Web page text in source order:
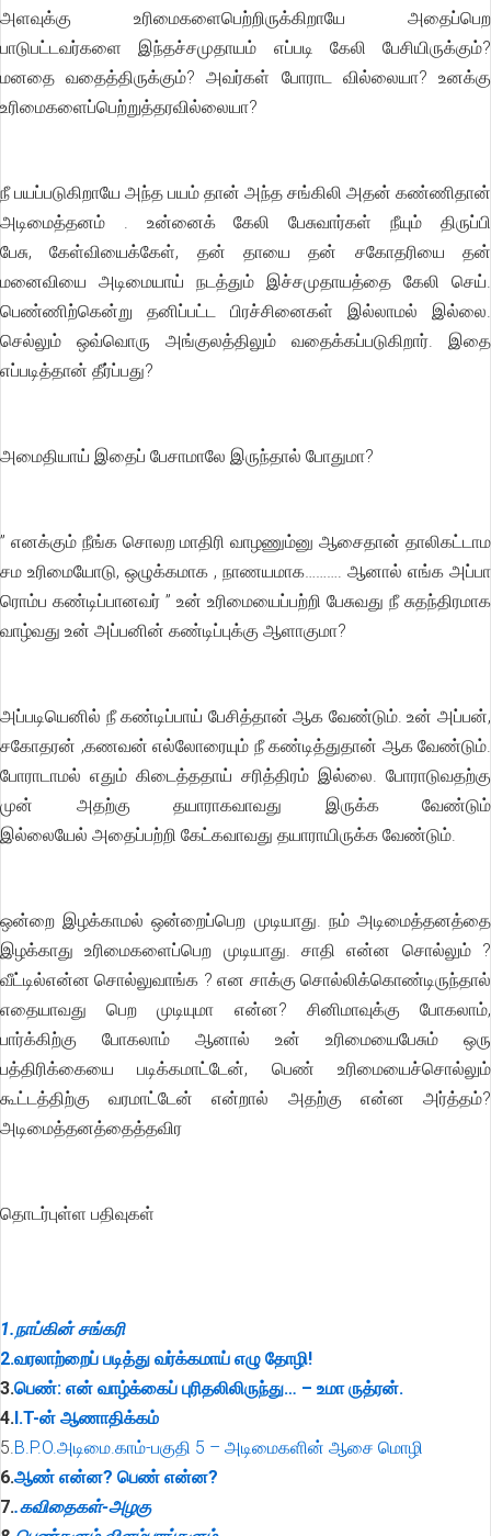
அளவுக்கு உரிமைகளைபெற்றிருக்கிறாயே அதைப்பெற
பாடுபட்டவர்களை இந்தச்சமுதாயம் எப்படி கேலி பேசியிருக்கும்?
மனதை வதைத்திருக்கும்? அவர்கள் போராட வில்லையா? உனக்கு
உரிமைகளைப்பெற்றுத்தரவில்லையா?
நீ பயப்படுகிறாயே அந்த பயம் தான் அந்த சங்கிலி அதன் கண்ணிதான்
அடிமைத்தனம் . உன்னைக் கேலி பேசுவார்கள் நீயும் திருப்பி
பேசு, கேள்வியைக்கேள், தன் தாயை தன் சகோதரியை தன்
மனைவியை அடிமையாய் நடத்தும் இச்சமுதாயத்தை கேலி செய்.
பெண்ணிற்கென்று தனிப்பட்ட பிரச்சினைகள் இல்லாமல் இல்லை.
செல்லும் ஒவ்வொரு அங்குலத்திலும் வதைக்கப்படுகிறார். இதை
எப்படித்தான் தீர்ப்பது?
அமைதியாய் இதைப் பேசாமாலே இருந்தால் போதுமா?
” எனக்கும் நீங்க சொலற மாதிரி வாழணும்னு ஆசைதான் தாலிகட்டாம
சம உரிமையோடு, ஒழுக்கமாக , நாணயமாக………. ஆனால் எங்க அப்பா
ரொம்ப கண்டிப்பானவர் ” உன் உரிமையைப்பற்றி பேசுவது நீ சுதந்திரமாக
வாழ்வது உன் அப்பனின் கண்டிப்புக்கு ஆளாகுமா?
அப்படியெனில் நீ கண்டிப்பாய் பேசித்தான் ஆக வேண்டும். உன் அப்பன்,
சகோதரன் ,கணவன் எல்லோரையும் நீ கண்டித்துதான் ஆக வேண்டும்.
போராடாமல் எதும் கிடைத்ததாய் சரித்திரம் இல்லை. போராடுவதற்கு
முன் அதற்கு தயாராகவாவது இருக்க வேண்டும்
இல்லையேல் அதைப்பற்றி கேட்கவாவது தயாராயிருக்க வேண்டும்.
ஒன்றை இழக்காமல் ஒன்றைப்பெற முடியாது. நம் அடிமைத்தனத்தை
இழக்காது உரிமைகளைப்பெற முடியாது. சாதி என்ன சொல்லும் ?
வீட்டில்என்ன சொல்லுவாங்க ? என சாக்கு சொல்லிக்கொண்டிருந்தால்
எதையாவது பெற முடியுமா என்ன? சினிமாவுக்கு போகலாம்,
பார்க்கிற்கு போகலாம் ஆனால் உன் உரிமையைபேசும் ஒரு
பத்திரிக்கையை படிக்கமாட்டேன், பெண் உரிமையைச்சொல்லும்
கூட்டத்திற்கு வரமாட்டேன் என்றால் அதற்கு என்ன அர்த்தம்?
அடிமைத்தனத்தைத்தவிர
தொடர்புள்ள பதிவுகள்
1.நாப்கின்‍ சங்கரி
2.வரலாற்றைப் படித்து வர்க்கமாய் எழு தோழி!
3.பெண்: என் வாழ்க்கைப் புரிதலிலிருந்து… – உமா ருத்ரன்.
4.I.T-ன் ஆணாதிக்கம்
5.B.P.O.அடிமை.காம்-பகுதி 5 – அடிமைகளின் ஆசை மொழி
6.ஆண் என்ன? பெண் என்ன?
7..கவிதைகள்-அழகு